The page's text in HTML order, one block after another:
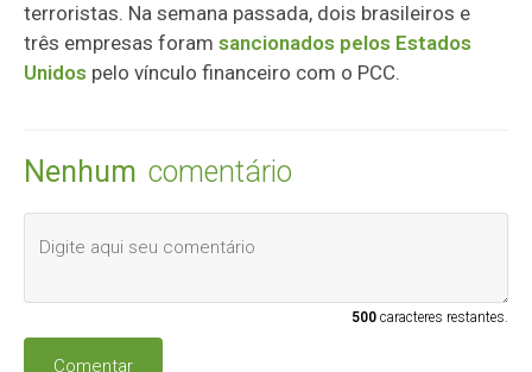
terroristas. Na semana passada, dois brasileiros e
três empresas foramsancionados pelos Estados
Unidos pelo vínculo financeiro com o PCC.
Nenhum comentário
500caracteres restantes.
Comentar